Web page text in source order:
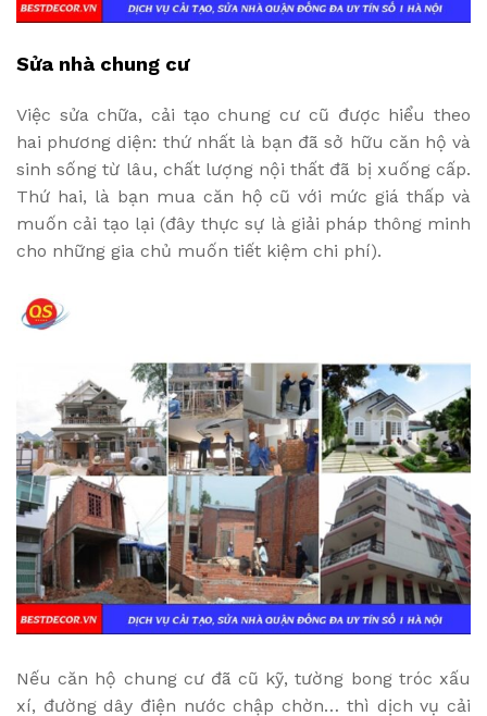
Sửa nhà chung cư
Việc sửa chữa, cải tạo chung cư cũ được hiểu theo
hai phương diện: thứ nhất là bạn đã sở hữu căn hộ và
sinh sống từ lâu, chất lượng nội thất đã bị xuống cấp.
Thứ hai, là bạn mua căn hộ cũ với mức giá thấp và
muốn cải tạo lại (đây thực sự là giải pháp thông minh
cho những gia chủ muốn tiết kiệm chi phí).
Nếu căn hộ chung cư đã cũ kỹ, tường bong tróc xấu
xí, đường dây điện nước chập chờn… thì dịch vụ cải